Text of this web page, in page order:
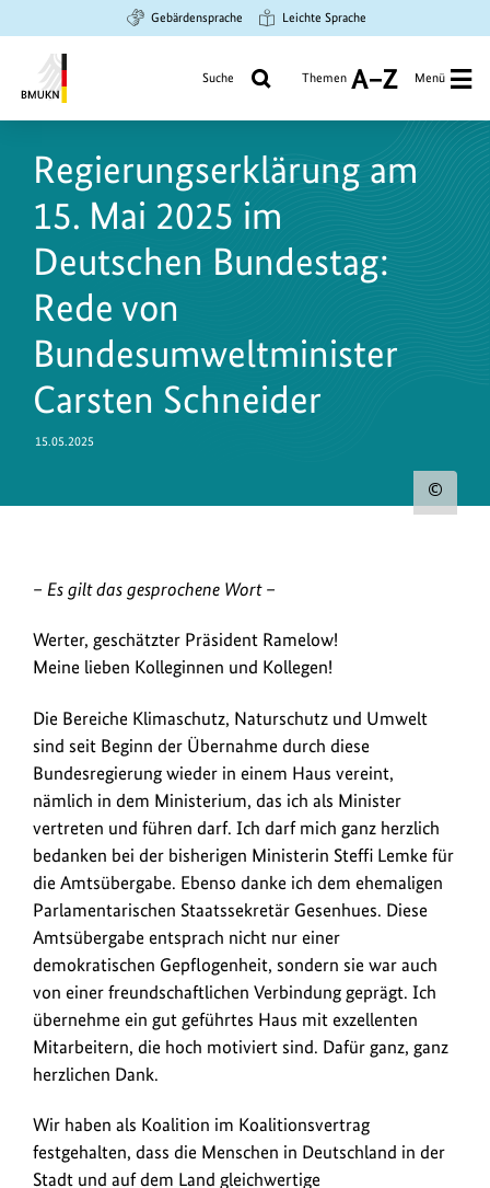
Hauptinhalt
springen
Suche
springen
Hauptnavigation
springen
Gebärdensprache Leichte Sprache
Umwelt,
Klimaschutz,
Naturschutz
und
nukleare
Sicherheit
Suche Themen
A
Z
Menü
Regierungserklärung am
15. Mai 2025 im
Deutschen Bundestag:
Rede von
Bundesumweltminister
Carsten Schneider
15.05.2025
In
Regierungserklärung
im
Bundestag
skizziert
Bundesumweltminister
Carsten
Schneider
anhand
von
vier
Punkten
die
Leitlinie
seiner
Politik.
– Es gilt das gesprochene Wort –
Werter, geschätzter Präsident Ramelow!
Meine lieben Kolleginnen und Kollegen!
Die Bereiche Klimaschutz, Naturschutz und Umwelt
sind seit Beginn der Übernahme durch diese
Bundesregierung wieder in einem Haus vereint,
nämlich in dem Ministerium, das ich als Minister
vertreten und führen darf. Ich darf mich ganz herzlich
bedanken bei der bisherigen Ministerin Steffi Lemke für
die Amtsübergabe. Ebenso danke ich dem ehemaligen
Parlamentarischen Staatssekretär Gesenhues. Diese
Amtsübergabe entsprach nicht nur einer
demokratischen Gepflogenheit, sondern sie war auch
von einer freundschaftlichen Verbindung geprägt. Ich
übernehme ein gut geführtes Haus mit exzellenten
Mitarbeitern, die hoch motiviert sind. Dafür ganz, ganz
herzlichen Dank.
Wir haben als Koalition im Koalitionsvertrag
festgehalten, dass die Menschen in Deutschland in der
Stadt und auf dem Land gleichwertige